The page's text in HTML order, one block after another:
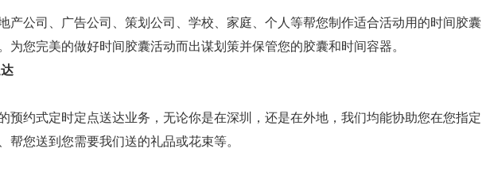
产公司、广告公司、策划公司、学校、家庭、个人等帮您制作适合活动用的时间胶囊
为您完美的做好时间胶囊活动而出谋划策并保管您的胶囊和时间容器。
预约式定时定点送达业务，无论你是在深圳，还是在外地，我们均能协助您在您指定
帮您送到您需要我们送的礼品或花束等。